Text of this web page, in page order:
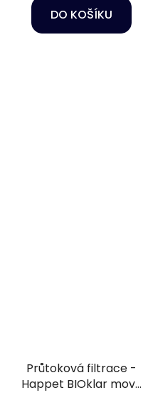
DO KOŠÍKU
Průtoková filtrace -
Happet BIOklar move